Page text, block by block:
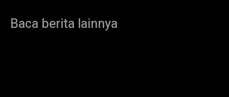
Baca berita lainnya